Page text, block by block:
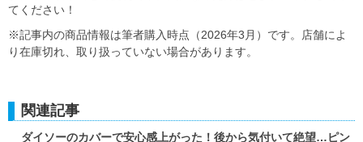
てください！
※記事内の商品情報は筆者購入時点（2026年3月）です。店舗によ
り在庫切れ、取り扱っていない場合があります。
関連記事
ダイソーのカバーで安心感上がった！後から気付いて絶望…ピン